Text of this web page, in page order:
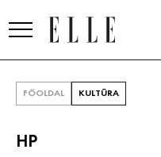
FŐOLDAL KULTÚRA
HP